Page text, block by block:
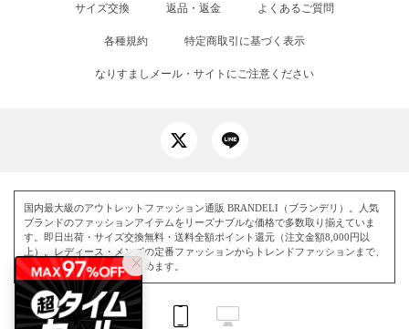
サイズ交換 返品・返金 よくあるご質問
各種規約 特定商取引に基づく表示
なりすましメール・サイトにご注意ください
国内最大級のアウトレットファッション通販 BRANDELI（ブランデリ）。人気
ブランドのファッションアイテムをリーズナブルな価格で多数取り揃えていま
す。即日出荷・サイズ交換無料・送料全額ポイント還元（注文金額8,000円以
上）。レディース・メンズの定番ファッションからトレンドファッションまで、
毎日お得にお買い物を楽しめます。